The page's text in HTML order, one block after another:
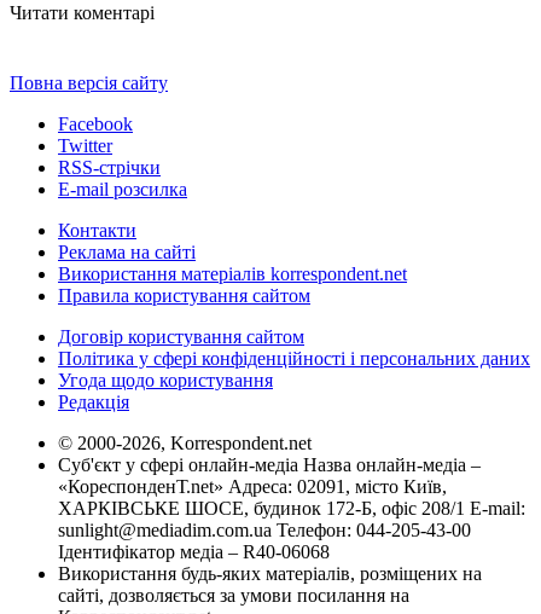
Читати коментарі
Повна версія сайту
Facebook
Twitter
RSS-стрічки
E-mail розсилка
Контакти
Реклама на сайті
Використання матеріалів korrespondent.net
Правила користування сайтом
Договір користування сайтом
Політика у сфері конфіденційності і персональних даних
Угода щодо користування
Редакція
© 2000-2026, Korrespondent.net
Суб'єкт у сфері онлайн-медіа Назва онлайн-медіа –
«КореспонденТ.net» Адреса: 02091, місто Київ,
ХАРКІВСЬКЕ ШОСЕ, будинок 172-Б, офіс 208/1 E-mail:
sunlight@mediadim.com.ua Телефон: 044-205-43-00
Ідентифікатор медіа – R40-06068
Використання будь-яких матеріалів, розміщених на
сайті, дозволяється за умови посилання на